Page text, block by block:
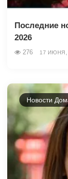
Последние
2026
276 17 ИЮНЯ,
Новости